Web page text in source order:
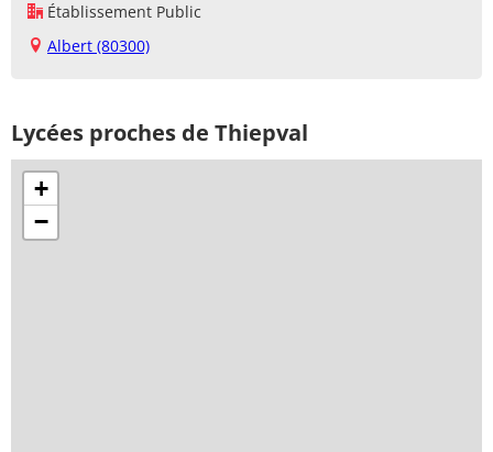
Établissement Public
Albert (80300)
Lycées proches de Thiepval
+
−